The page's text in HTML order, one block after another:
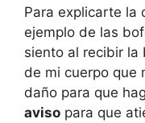
Para explicarte la
ejemplo de las
siento al recibir la
de mi cuerpo que
daño para que
aviso para que